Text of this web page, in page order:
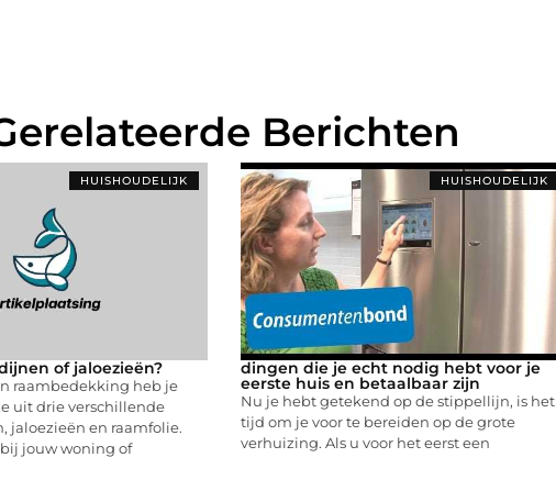
Berichten
HUISHOUDELIJK
of jaloezieën?
raambedekking heb je
uit drie verschillende
jaloezieën en raamfolie.
jouw woning of
HUISHOUDELIJK
dingen die je echt nodig hebt voor je
eerste huis en betaalbaar zijn
Nu je hebt getekend op de stippellijn, is het
tijd om je voor te bereiden op de grote
verhuizing. Als u voor het eerst een